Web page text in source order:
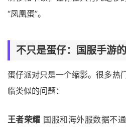
“凤凰蛋”。
不只是蛋仔：国服手游
蛋仔派对只是一个缩影。很多热
临类似的问题：
王者荣耀 国服和海外服数据不